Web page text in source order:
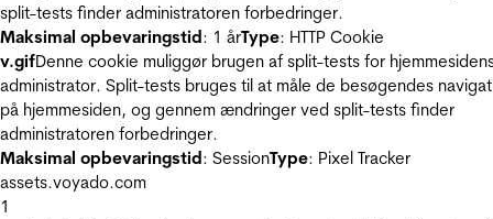
split-tests finder administratoren forbedringer.
Maksimal opbevaringstid: 1 årType: HTTP Cookie
v.gifDenne cookie muliggør brugen af split-tests for
administrator. Split-tests bruges til at måle de besøgendes
på hjemmesiden, og gennem ændringer ved split-tests finder
administratoren forbedringer.
Maksimal opbevaringstid: SessionType: Pixel Tracker
assets.voyado.com
1